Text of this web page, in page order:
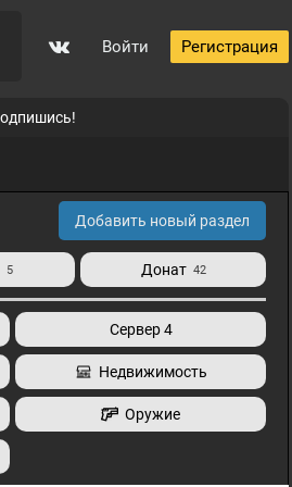
Войти Регистрация
Добавить новый раздел
5 Донат 42
Сервер 4
Недвижимость
Оружие